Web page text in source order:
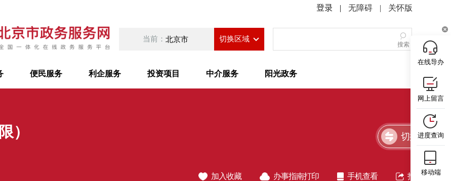
| 无障碍 | 关怀版
当前： 北京市 切换区域
搜索
便民服务 利企服务 投资项目 中介服务 阳光政务
） 切换简洁版
加入收藏 办事指南打印 手机查看 指南分享
在线导办
网上留言
进度查询
移动端